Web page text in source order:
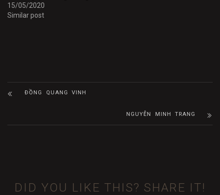
15/05/2020
Similar post
ĐỒNG QUANG VINH
NGUYỄN MINH TRANG
DID YOU LIKE THIS? SHARE IT!